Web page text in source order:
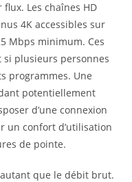
Les chaînes HD
4K accessibles sur
Mbps minimum. Ces
plusieurs personnes
programmes. Une
potentiellement
d’une connexion
un confort d’utilisation
de pointe.
que le débit brut.